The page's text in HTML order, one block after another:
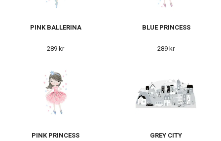
PINK BALLERINA
289 kr
BLUE PRINCESS
289 kr
PINK PRINCESS GREY CITY